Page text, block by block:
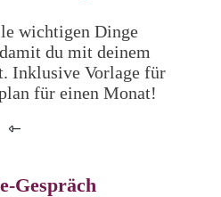
wichtigen Dinge
du mit deinem
Inklusive Vorlage für
für einen Monat!
Gespräch